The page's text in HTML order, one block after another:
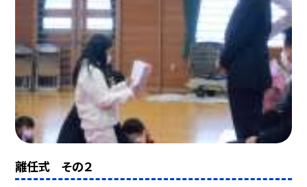
離任式 その２